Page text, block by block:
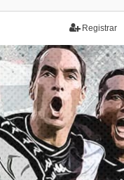
Registrar